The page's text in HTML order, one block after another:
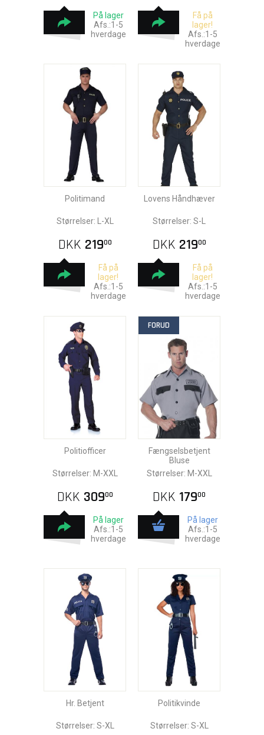
På lager
Afs.:1-5
hverdage
Få på
lager!
Afs.:1-5
hverdage
Politimand
Størrelser: L-XL
DKK 21900
Få på
lager!
Afs.:1-5
hverdage
Lovens Håndhæver
Størrelser: S-L
DKK 21900
Få på
lager!
Afs.:1-5
hverdage
Politiofficer
Størrelser: M-XXL
DKK 30900
På lager
Afs.:1-5
hverdage
FORUD
Fængselsbetjent
Bluse
Størrelser: M-XXL
DKK 17900
På lager
Afs.:1-5
hverdage
Hr. Betjent
Størrelser: S-XL
Politikvinde
Størrelser: S-XL